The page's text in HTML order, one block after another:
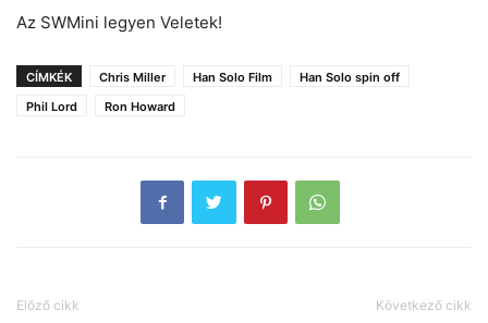
Az SWMini legyen Veletek!
CÍMKÉK Chris Miller Han Solo Film
Han Solo spin off
Phil Lord
Ron Howard
Előző cikk Következő cikk